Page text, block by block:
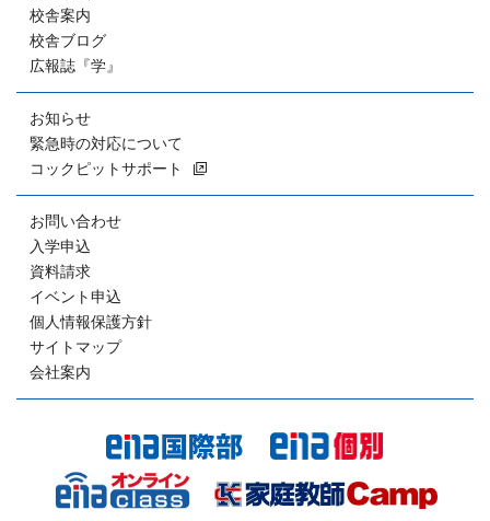
校舎案内
校舎ブログ
広報誌『学』
お知らせ
緊急時の対応について
コックピットサポート
お問い合わせ
入学申込
資料請求
イベント申込
個人情報保護方針
サイトマップ
会社案内